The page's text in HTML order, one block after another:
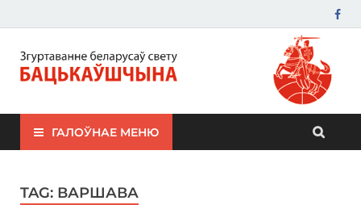
ЗБС "Бацькаўшчына"
ГАЛОЎНАЕ МЕНЮ
TAG: ВАРШАВА